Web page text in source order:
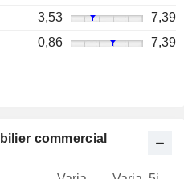
3,53
7,39
0,86 7,39
commercial